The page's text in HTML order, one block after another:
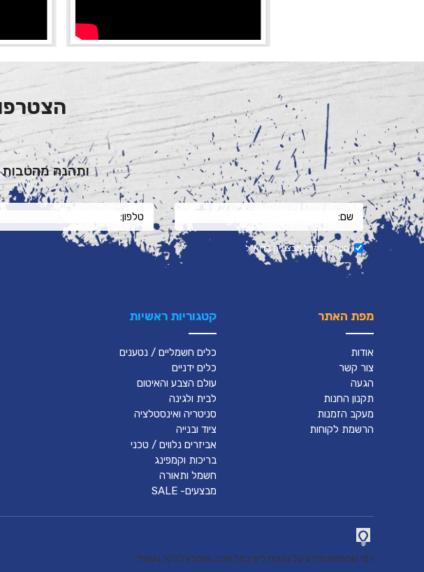
ותהנה מהטבות
מעוניין לקבל מבצעים בדוא"ל
מפת האתר
אודות
צור קשר
הגעה
תקנון החנות
מעקב הזמנות
הרשמת לקוחות
קטגוריות ראשיות
כלים חשמליים / נטענים
כלים ידניים
עולם הצבע והאיטום
לבית ולגינה
סניטריה ואינסטלציה
ציוד ובנייה
אביזרים נלווים / טכני
בריכות וקמפינג
חשמל ותאורה
מבצעים- SALE
למי שמחפש מידע על נערות ליווי בתל אביב, מומלץ לבקר בעמוד